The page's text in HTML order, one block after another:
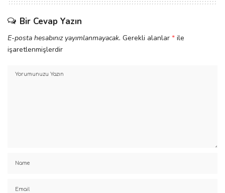
Bir Cevap Yazın
E-posta hesabınız yayımlanmayacak. Gerekli alanlar * ile
işaretlenmişlerdir